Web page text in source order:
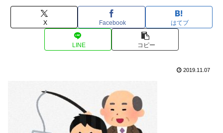
X Facebook はてブ
LINE コピー
2019.11.07